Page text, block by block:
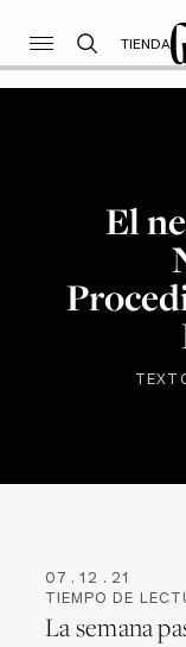
TIENDA
El
07 . 12 . 21
TIEMPO DE
La semana